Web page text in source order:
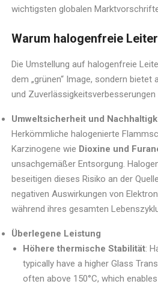
wichtigsten globalen
Warum halogenfreie
Die Umstellung auf halogenfreie
dem „grünen“ Image, sondern
und
Umweltsicherheit und
Herkömmliche halogenierte
Karzinogene wie Dioxine und
unsachgemäßer Entsorgung.
beseitigen dieses Risiko an der
negativen Auswirkungen von
während ihres gesamten
Überlegene Leistung
Höhere thermische Stabilität:
typically have a higher Glass
often above 150°C, which